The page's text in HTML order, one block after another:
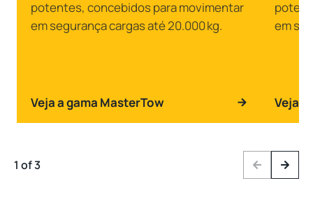
potentes, concebidos para movimentar
em segurança cargas até 20.000 kg.
Veja a gama MasterTow
em
Veja a
1 of 3 PreviousNext